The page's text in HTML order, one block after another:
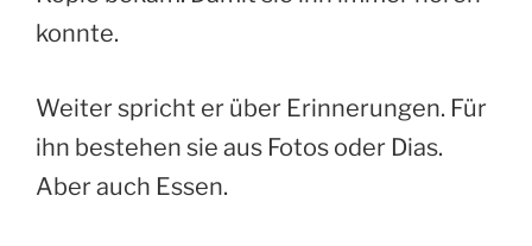
konnte.
Weiter spricht er über Erinnerungen. Für
ihn bestehen sie aus Fotos oder Dias.
Aber auch Essen.